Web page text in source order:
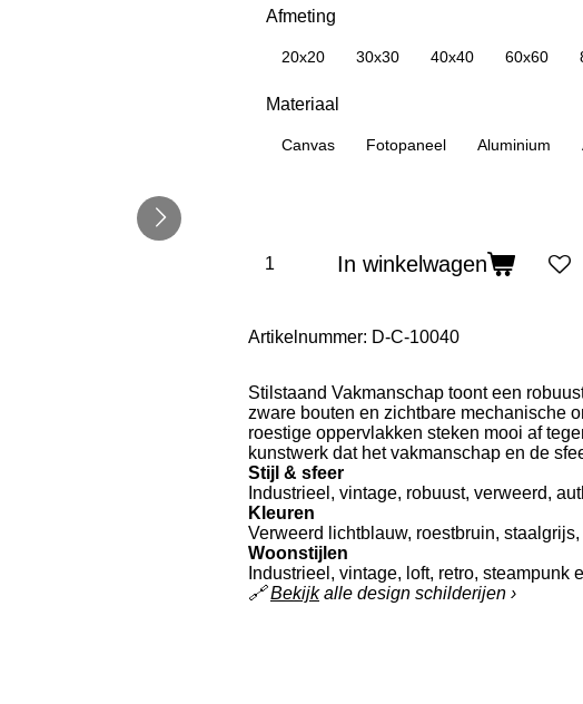
Afmeting
20x20 30x30 40x40 60x60
Materiaal
Canvas Fotopaneel Aluminium
In winkelwagen
Artikelnummer: D-C-10040
Stilstaand Vakmanschap toont een
zware bouten en zichtbare mechanische
roestige oppervlakken steken mooi af
kunstwerk dat het vakmanschap en de
Stijl & sfeer
Industrieel, vintage, robuust, verweerd,
Kleuren
Verweerd lichtblauw, roestbruin,
Woonstijlen
Industrieel, vintage, loft, retro, steampunk
🔗Bekijkalle design schilderijen ›